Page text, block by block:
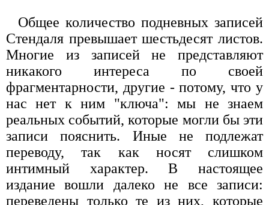
Общее количество подневных записей
Стендаля превышает шестьдесят листов.
Многие из записей не представляют
никакого интереса по своей
фрагментарности, другие - потому, что у
нас нет к ним "ключа": мы не знаем
реальных событий, которые могли бы эти
записи пояснить. Иные не подлежат
переводу, так как носят слишком
интимный характер. В настоящее
издание вошли далеко не все записи:
переведены только те из них, которые